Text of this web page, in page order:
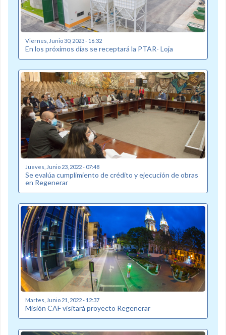
Viernes, Junio 30, 2023 - 16:32
En los próximos días se receptará la PTAR- Loja
Jueves, Junio 23, 2022 - 07:48
Se evalúa cumplimiento de crédito y ejecución de obras
en Regenerar
Martes, Junio 21, 2022 - 12:37
Misión CAF visitará proyecto Regenerar